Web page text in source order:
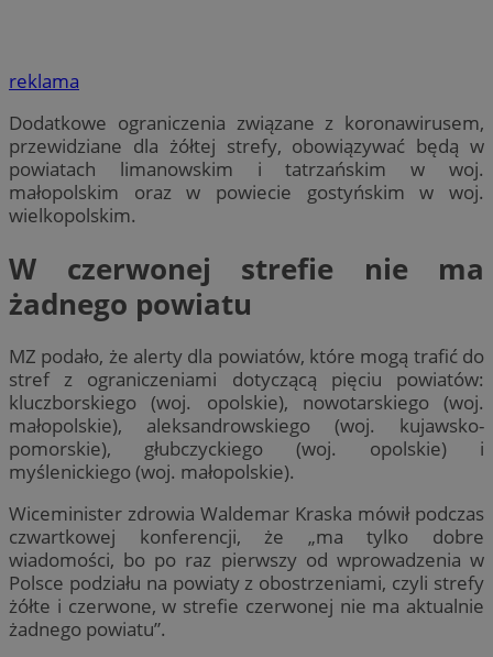
reklama
Dodatkowe ograniczenia związane z koronawirusem,
przewidziane dla żółtej strefy, obowiązywać będą w
powiatach limanowskim i tatrzańskim w woj.
małopolskim oraz w powiecie gostyńskim w woj.
wielkopolskim.
W czerwonej strefie nie ma
żadnego powiatu
MZ podało, że alerty dla powiatów, które mogą trafić do
stref z ograniczeniami dotyczącą pięciu powiatów:
kluczborskiego (woj. opolskie), nowotarskiego (woj.
małopolskie), aleksandrowskiego (woj. kujawsko-
pomorskie), głubczyckiego (woj. opolskie) i
myślenickiego (woj. małopolskie).
Wiceminister zdrowia Waldemar Kraska mówił podczas
czwartkowej konferencji, że „ma tylko dobre
wiadomości, bo po raz pierwszy od wprowadzenia w
Polsce podziału na powiaty z obostrzeniami, czyli strefy
żółte i czerwone, w strefie czerwonej nie ma aktualnie
żadnego powiatu”.